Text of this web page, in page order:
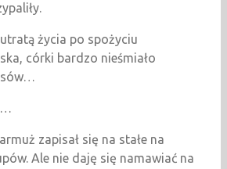
życia po spożyciu
córki bardzo nieśmiało
zapisał się na stałe na
Ale nie daję się namawiać na